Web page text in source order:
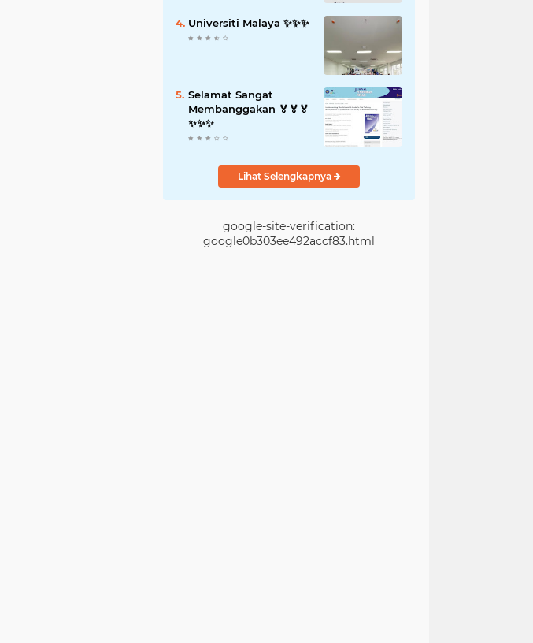
Universiti Malaya ✨️✨️✨️
Selamat Sangat
Membanggakan 🏅🏅🏅
✨️✨️✨️
Lihat Selengkapnya
google-site-verification:
google0b303ee492accf83.html